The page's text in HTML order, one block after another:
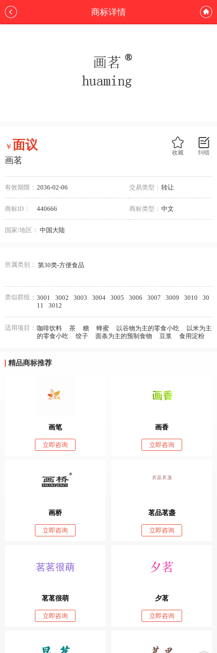
商标详情
纠错
收藏
￥面议
画茗
有效期限： 2036-02-06 交易类型： 转让
商标ID： 440666 商标类型： 中文
国家/地区： 中国大陆
所属类别： 第30类-方便食品
类似群组： 3001 3002 3003 3004 3005 3006 3007 3009 3010
30
11
3012
适用项目： 咖啡饮料 茶 糖 蜂蜜 以谷物为主的零食小吃
以米为主
的零食小吃
饺子 面条为主的预制食物 豆浆 食用淀粉
精品商标推荐
画笔
立即咨询
画香
立即咨询
画桥
立即咨询
茗品茗盏
立即咨询
茗茗很萌
立即咨询
夕茗
立即咨询